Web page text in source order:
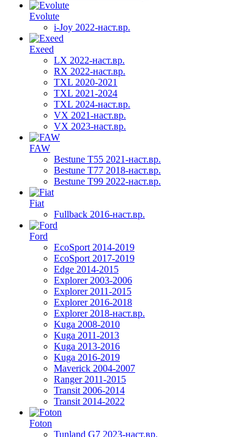
Evolute
i-Joy 2022-наст.вр.
Exeed
LX 2022-наст.вр.
RX 2022-наст.вр.
TXL 2020-2021
TXL 2021-2024
TXL 2024-наст.вр.
VX 2021-наст.вр.
VX 2023-наст.вр.
FAW
Bestune T55 2021-наст.вр.
Bestune T77 2018-наст.вр.
Bestune T99 2022-наст.вр.
Fiat
Fullback 2016-наст.вр.
Ford
EcoSport 2014-2019
EcoSport 2017-2019
Edge 2014-2015
Explorer 2003-2006
Explorer 2011-2015
Explorer 2016-2018
Explorer 2018-наст.вр.
Kuga 2008-2010
Kuga 2011-2013
Kuga 2013-2016
Kuga 2016-2019
Maverick 2004-2007
Ranger 2011-2015
Transit 2006-2014
Transit 2014-2022
Foton
Tunland G7 2023-наст.вр.